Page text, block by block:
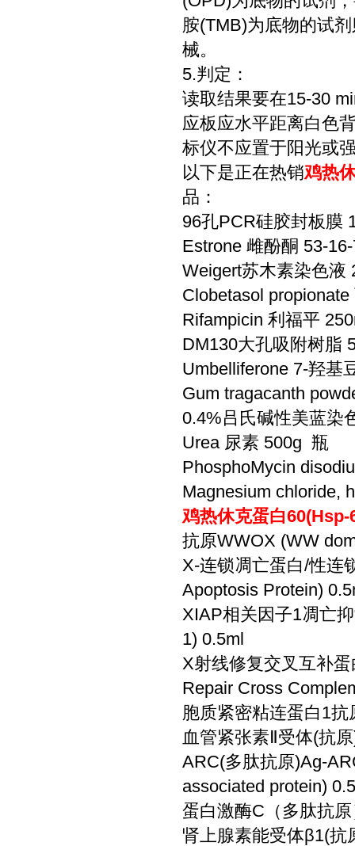
胺(TMB)为底物的试
械。
5.判定：
读取结果要在15-30
应板应水平距离白色
标仪不应置于阳光或
以下是正在热销鸡热
品：
96孔PCR硅胶封板膜
Estrone 雌酚酮 53-
Weigert苏木素染色液
Clobetasol
Rifampicin 利福平
DM130大孔吸附树脂
Umbelliferone 7-羟基
Gum tragacanth
0.4%吕氏碱性美蓝染
Urea 尿素 500g 瓶
PhosphoMycin
Magnesium chloride,
鸡热休克蛋白
抗原WWOX (WW
X-连锁凋亡蛋白/性连
Apoptosis Protein)
XIAP相关因子1凋亡
1) 0.5ml
X射线修复交叉互补
Repair Cross
胞质紧密粘连蛋白1
血管紧张素Ⅱ受体(抗
ARC(多肽抗原)Ag-
associated protein)
蛋白激酶C（多肽抗
肾上腺素能受体β1(抗